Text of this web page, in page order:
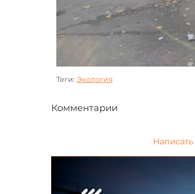
Теги: Экология
Комментарии
Написать